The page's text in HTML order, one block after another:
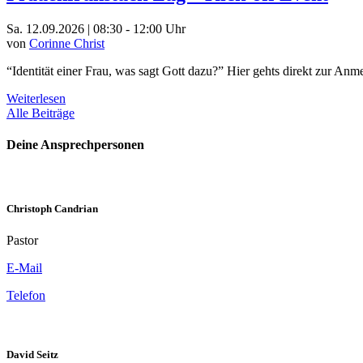
Sa. 12.09.2026 | 08:30 - 12:00 Uhr
von Corinne Christ
“Identität einer Frau, was sagt Gott dazu?” Hier gehts direkt zur
Weiterlesen
Alle Beiträge
Deine Ansprechpersonen
Christoph Candrian
Pastor
E-Mail
Telefon
David Seitz